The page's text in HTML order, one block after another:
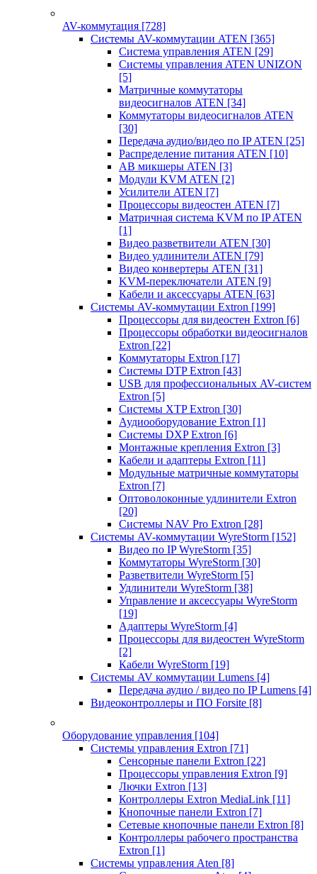
AV-коммутация [728]
Системы AV-коммутации ATEN [365]
Система управления ATEN [29]
Системы управления ATEN UNIZON
[5]
Матричные коммутаторы
видеосигналов ATEN [34]
Коммутаторы видеосигналов ATEN
[30]
Передача аудио/видео по IP ATEN [25]
Распределение питания ATEN [10]
АВ микшеры ATEN [3]
Модули KVM ATEN [2]
Усилители ATEN [7]
Процессоры видеостен ATEN [7]
Матричная система KVM по IP ATEN
[1]
Видео разветвители ATEN [30]
Видео удлинители ATEN [79]
Видео конвертеры ATEN [31]
KVM-переключатели ATEN [9]
Кабели и аксессуары ATEN [63]
Системы AV-коммутации Extron [199]
Процессоры для видеостен Extron [6]
Процессоры обработки видеосигналов
Extron [22]
Коммутаторы Extron [17]
Системы DTP Extron [43]
USB для профессиональных AV-систем
Extron [5]
Системы XTP Extron [30]
Аудиооборудование Extron [1]
Системы DXP Extron [6]
Монтажные крепления Extron [3]
Кабели и адаптеры Extron [11]
Модульные матричные коммутаторы
Extron [7]
Оптоволоконные удлинители Extron
[20]
Системы NAV Pro Extron [28]
Системы AV-коммутации WyreStorm [152]
Видео по IP WyreStorm [35]
Коммутаторы WyreStorm [30]
Разветвители WyreStorm [5]
Удлинители WyreStorm [38]
Управление и аксессуары WyreStorm
[19]
Адаптеры WyreStorm [4]
Процессоры для видеостен WyreStorm
[2]
Кабели WyreStorm [19]
Системы AV коммутации Lumens [4]
Передача аудио / видео по IP Lumens [4]
Видеоконтроллеры и ПО Forsite [8]
Оборудование управления [104]
Системы управления Extron [71]
Сенсорные панели Extron [22]
Процессоры управления Extron [9]
Лючки Extron [13]
Контроллеры Extron MediaLink [11]
Кнопочные панели Extron [7]
Сетевые кнопочные панели Extron [8]
Контроллеры рабочего пространства
Extron [1]
Системы управления Aten [8]